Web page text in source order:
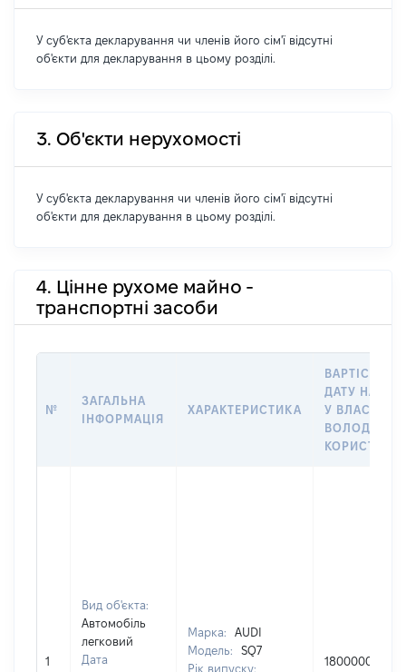
У суб'єкта декларування чи членів його сім'ї відсутні
об'єкти для декларування в цьому розділі.
3. Об'єкти нерухомості
У суб'єкта декларування чи членів його сім'ї відсутні
об'єкти для декларування в цьому розділі.
4. Цінне рухоме майно -
транспортні засоби
№
ЗАГАЛЬНА
ІНФОРМАЦІЯ
ХАРАКТЕРИСТИКА
ВАРТІСТЬ НА
ДАТУ
У
ВОЛОДІННЯ
1
Вид об'єкта:
Автомобіль
легковий
Дата
Марка:
AUDI
Модель:
SQ7
Рік випуску:
1800000